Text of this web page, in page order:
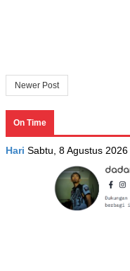
Newer Post
On Time
Hari Sabtu, 8 Agustus 2026